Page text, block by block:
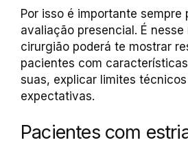
Por isso é importante sempre
avaliação presencial. É
cirurgião poderá te mostrar
pacientes com
suas, explicar limites
expectativas.
Pacientes com